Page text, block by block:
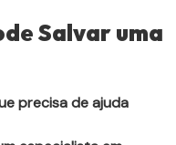
Salvar uma
precisa de ajuda